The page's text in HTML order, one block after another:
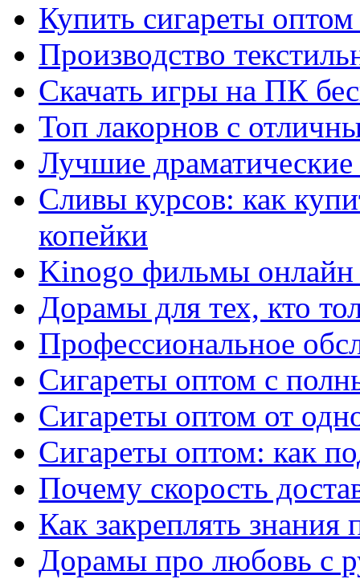
Купить сигареты
Производство
Скачать игры на ПК
Топ лакорнов с
Лучшие
Сливы курсов: как
копейки
Kinogo фильмы онлайн
Дорамы для тех, кто
Профессиональное
Сигареты оптом с
Сигареты оптом от
Сигареты оптом: как
Почему скорость
Как закреплять знания
Дорамы про любовь с